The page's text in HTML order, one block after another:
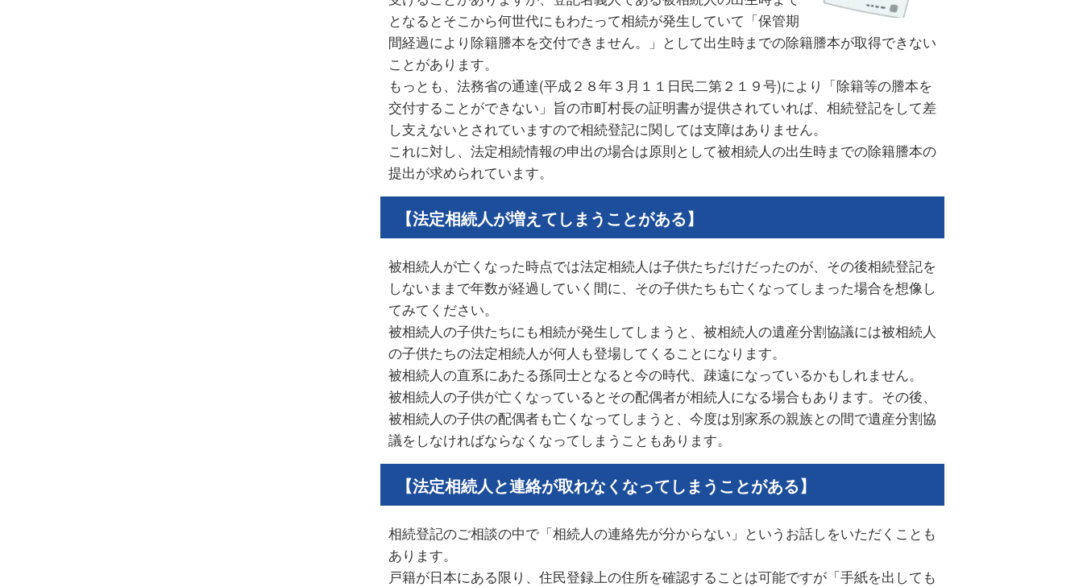
となるとそこから何世代にもわたって相続が発生していて「保管期
間経過により除籍謄本を交付できません。」として出生時までの除籍謄本が取得できない
ことがあります。
もっとも、法務省の通達(平成２８年３月１１日民二第２１９号)により「除籍等の謄本を
交付することができない」旨の市町村長の証明書が提供されていれば、相続登記をして差
し支えないとされていますので相続登記に関しては支障はありません。
これに対し、法定相続情報の申出の場合は原則として被相続人の出生時までの除籍謄本の
提出が求められています。
【法定相続人が増えてしまうことがある】
被相続人が亡くなった時点では法定相続人は子供たちだけだったのが、その後相続登記を
しないままで年数が経過していく間に、その子供たちも亡くなってしまった場合を想像し
てみてください。
被相続人の子供たちにも相続が発生してしまうと、被相続人の遺産分割協議には被相続人
の子供たちの法定相続人が何人も登場してくることになります。
被相続人の直系にあたる孫同士となると今の時代、疎遠になっているかもしれません。
被相続人の子供が亡くなっているとその配偶者が相続人になる場合もあります。その後、
被相続人の子供の配偶者も亡くなってしまうと、今度は別家系の親族との間で遺産分割協
議をしなければならなくなってしまうこともあります。
【法定相続人と連絡が取れなくなってしまうことがある】
相続登記のご相談の中で「相続人の連絡先が分からない」というお話しをいただくことも
あります。
戸籍が日本にある限り、住民登録上の住所を確認することは可能ですが「手紙を出しても